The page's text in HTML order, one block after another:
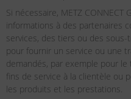
Si nécessaire, METZ
informations à des partenaires
services, des tiers ou des
pour fournir un service ou une
demandés, par exemple pour
fins de service à la clientèle ou
les produits et les prestations.